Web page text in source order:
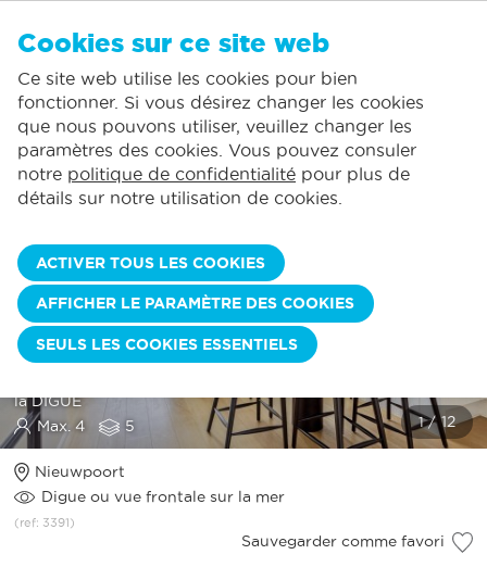
Comprend la consommation normale*
La plus grande offre de location de vacances
Des jours d'arrivée flexibles
Vous pouvez ajouter des hébergements à vos favoris en cliquant sur le
klikken.
St.-Idesbald:
Koksijde:
Oostduinkerke:
Wenduine:
Blankenberge:
CATAMARAN 0502 AVEC
GARAGE
Appartement sud et complètement rénové I 2 chambres à
la DIGUE
Max. 4
5
Nieuwpoort
Digue ou vue frontale sur la mer
(ref: 3391)
Sauvegarder comme favori
Cookies sur ce site web
Ce site web utilise les cookies pour bien
fonctionner. Si vous désirez changer les cookies
que nous pouvons utiliser, veuillez changer les
paramètres des cookies. Vous pouvez consuler
notre politique de confidentialité pour plus de
détails sur notre utilisation de cookies.
ACTIVER TOUS LES COOKIES
AFFICHER LE PARAMÈTRE DES COOKIES
SEULS LES COOKIES ESSENTIELS